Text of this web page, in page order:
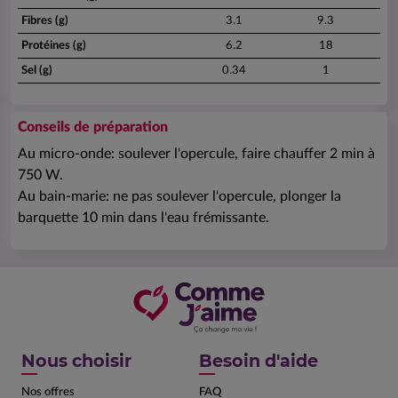
Fibres (g) 3.1 9.3
Protéines (g) 6.2 18
Sel (g) 0.34 1
Conseils de préparation
Au micro-onde: soulever l'opercule, faire chauffer 2 min à
750 W.
Au bain-marie: ne pas soulever l'opercule, plonger la
barquette 10 min dans l'eau frémissante.
Nous choisir
Nos offres
Besoin d'aide
FAQ